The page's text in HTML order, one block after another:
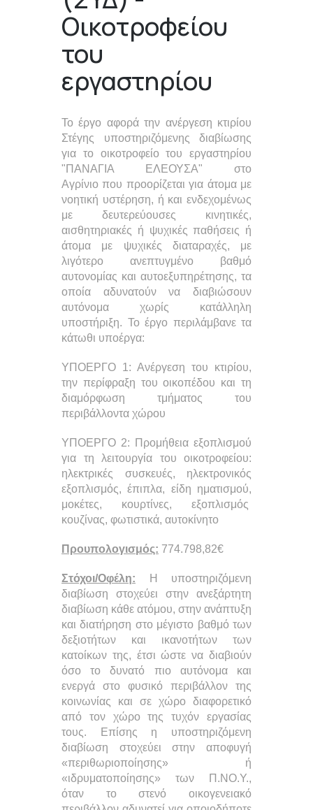
Οικοτροφείου
του
εργαστηρίου
Το έργο αφορά την ανέργεση κτιρίου
Στέγης υποστηριζόμενης διαβίωσης
για το οικοτροφείο του εργαστηρίου
"ΠΑΝΑΓΙΑ ΕΛΕΟΥΣΑ" στο
Αγρίνιο που προορίζεται για άτομα με
νοητική υστέρηση, ή και ενδεχομένως
με δευτερεύουσες κινητικές,
αισθητηριακές ή ψυχικές παθήσεις ή
άτομα με ψυχικές διαταραχές, με
λιγότερο ανεπτυγμένο βαθμό
αυτονομίας και αυτοεξυπηρέτησης, τα
οποία αδυνατούν να διαβιώσουν
αυτόνομα χωρίς κατάλληλη
υποστήριξη. Το έργο περιλάμβανε τα
κάτωθι υποέργα:
ΥΠΟΕΡΓΟ 1: Ανέργεση του κτιρίου,
την περίφραξη του οικοπέδου και τη
διαμόρφωση τμήματος του
περιβάλλοντα χώρου
ΥΠΟΕΡΓΟ 2: Προμήθεια εξοπλισμού
για τη λειτουργία του οικοτροφείου:
ηλεκτρικές συσκευές, ηλεκτρονικός
εξοπλισμός, έπιπλα, είδη ηματισμού,
μοκέτες, κουρτίνες, εξοπλισμός
κουζίνας, φωτιστικά, αυτοκίνητο
Προυπολογισμός: 774.798,82€
Στόχοι/Οφέλη:
Η υποστηριζόμενη
διαβίωση στοχεύει στην ανεξάρτητη
διαβίωση κάθε ατόμου, στην ανάπτυξη
και διατήρηση στο μέγιστο βαθμό των
δεξιοτήτων και ικανοτήτων των
κατοίκων της, έτσι ώστε να διαβιούν
όσο το δυνατό πιο αυτόνομα και
ενεργά στο φυσικό περιβάλλον της
κοινωνίας και σε χώρο διαφορετικό
από τον χώρο της τυχόν εργασίας
τους. Επίσης η υποστηριζόμενη
διαβίωση στοχεύει στην αποφυγή
«περιθωριοποίησης» ή
«ιδρυματοποίησης» των Π.ΝΟ.Υ.,
όταν το στενό οικογενειακό